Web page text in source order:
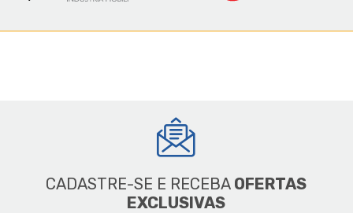
CADASTRE-SE E RECEBA OFERTAS
EXCLUSIVAS